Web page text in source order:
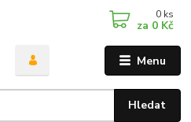
Menu
Hledat
0 ks
za 0 Kč